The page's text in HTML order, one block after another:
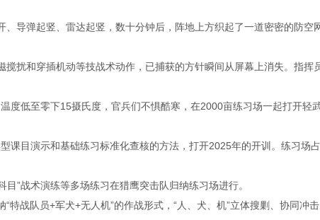
弹起竖、雷达起竖，数十分钟后，阵地上方织起了一道密密的防空
和穿插机动等技战术动作，已捕获的方针瞬间从屏幕上消失。指挥
低至零下15摄氏度，官兵们不惧酷寒，在2000亩练习场一起打开轻
目演示和基础练习标准化查核的方法，打开2025年的开训。练习场
”战术演练等多场练习在猎鹰突击队归纳练习场进行。
队员+军犬+无人机”的作战形式，“人、犬、机”立体搜剿、协同冲击